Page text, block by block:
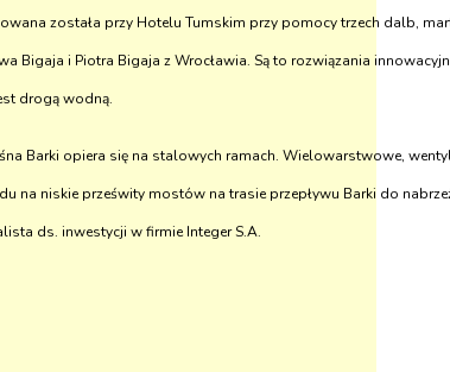
została przy Hotelu Tumskim przy pomocy trzech dalb,
Bigaja i Piotra Bigaja z Wrocławia. Są to rozwiązania
drogą wodną.
Barki opiera się na stalowych ramach. Wielowarstwowe,
na niskie prześwity mostów na trasie przepływu Barki do
ds. inwestycji w firmie Integer S.A.